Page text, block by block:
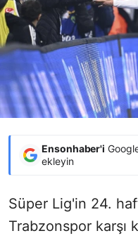
Ensonhaber'i
ekleyin
Süper Lig'in 24.
Trabzonspor karşı